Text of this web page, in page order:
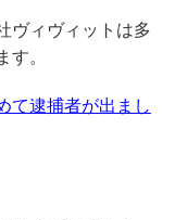
ヴィヴィットは多
す。
て逮捕者が出まし